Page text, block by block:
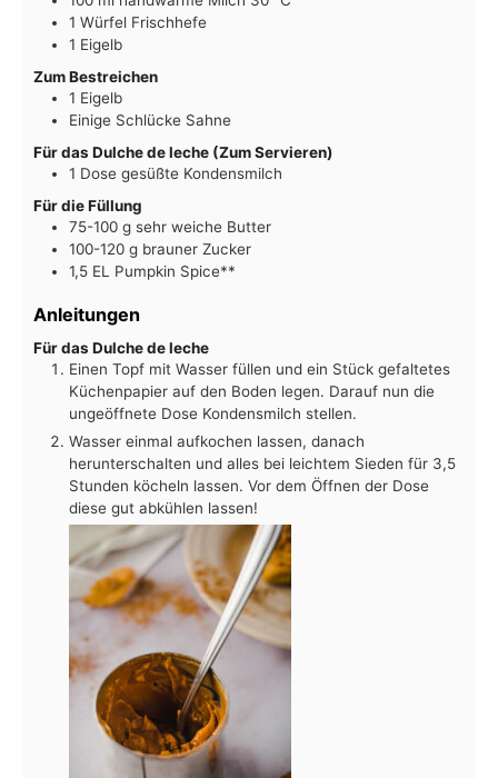
1 Würfel Frischhefe
1 Eigelb
Zum Bestreichen
1 Eigelb
Einige Schlücke Sahne
Für das Dulche de leche (Zum Servieren)
1 Dose gesüßte Kondensmilch
Für die Füllung
75-100 g sehr weiche Butter
100-120 g brauner Zucker
1,5 EL Pumpkin Spice**
Anleitungen
Für das Dulche de leche
Einen Topf mit Wasser füllen und ein Stück gefaltetes
Küchenpapier auf den Boden legen. Darauf nun die
ungeöffnete Dose Kondensmilch stellen.
Wasser einmal aufkochen lassen, danach
herunterschalten und alles bei leichtem Sieden für 3,5
Stunden köcheln lassen. Vor dem Öffnen der Dose
diese gut abkühlen lassen!